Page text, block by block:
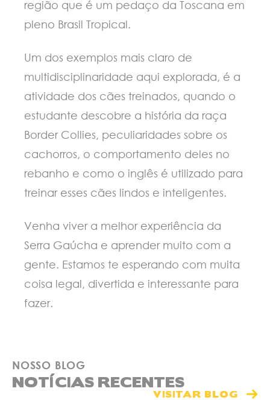
região que é um pedaço da Toscana em
pleno Brasil Tropical.
Um dos exemplos mais claro de
multidisciplinaridade aqui explorada, é a
atividade dos cães treinados, quando o
estudante descobre a história da raça
Border Collies, peculiaridades sobre os
cachorros, o comportamento deles no
rebanho e como o inglês é utilizado para
treinar esses cães lindos e inteligentes.
Venha viver a melhor experiência da
Serra Gaúcha e aprender muito com a
gente. Estamos te esperando com muita
coisa legal, divertida e interessante para
fazer.
NOSSO BLOG
NOTÍCIAS RECENTES
VISITAR BLOG